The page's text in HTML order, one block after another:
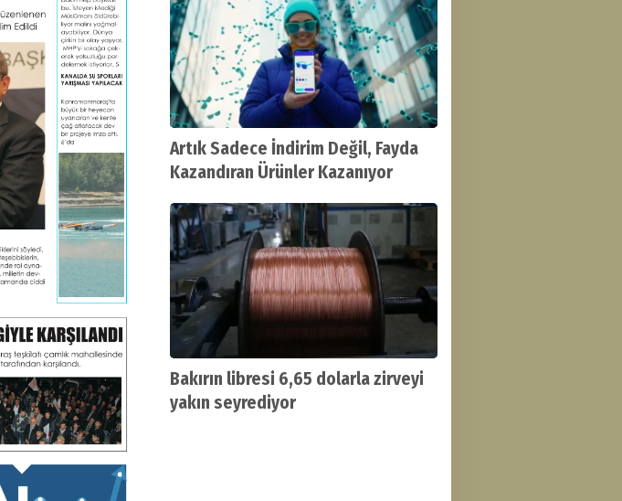
Artık Sadece İndirim Değil, Fayda
Kazandıran Ürünler Kazanıyor
Bakırın libresi 6,65 dolarla zirveyi
yakın seyrediyor